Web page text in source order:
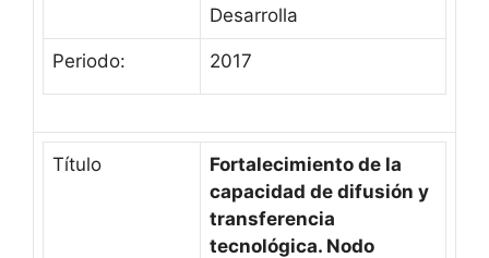
Desarrolla
Periodo: 2017
Título
Fortalecimiento de la
capacidad de difusión y
transferencia
tecnológica. Nodo